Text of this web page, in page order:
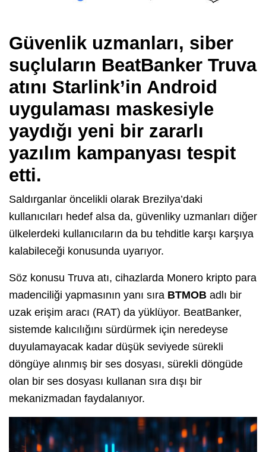
Güvenlik uzmanları, siber
suçluların BeatBanker Truva
atını Starlink’in Android
uygulaması maskesiyle
yaydığı yeni bir zararlı
yazılım kampanyası tespit
etti.
Saldırganlar öncelikli olarak Brezilya’daki
kullanıcıları hedef alsa da, güvenliky uzmanları diğer
ülkelerdeki kullanıcıların da bu tehditle karşı karşıya
kalabileceği konusunda uyarıyor.
Söz konusu Truva atı, cihazlarda Monero kripto para
madenciliği yapmasının yanı sıra BTMOB adlı bir
uzak erişim aracı (RAT) da yüklüyor. BeatBanker,
sistemde kalıcılığını sürdürmek için neredeyse
duyulamayacak kadar düşük seviyede sürekli
döngüye alınmış bir ses dosyası, sürekli döngüde
olan bir ses dosyası kullanan sıra dışı bir
mekanizmadan faydalanıyor.